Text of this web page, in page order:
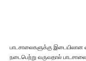
பாடசாலைகளுக்கு இடையிலான
நடைபெற்று வருவதால்